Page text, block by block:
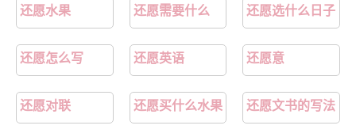
还愿水果 还愿需要什么 还愿选什么日子
还愿怎么写 还愿英语 还愿意
还愿对联 还愿买什么水果 还愿文书的写法